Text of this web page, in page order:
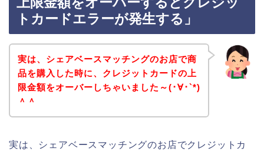
トカードエラーが発生する」
実は、シェアベースマッチングのお店で商
品を購入した時に、クレジットカードの上
限金額をオーバーしちゃいました～(･∀･`*)
＾＾
実は、シェアベースマッチングのお店でクレジットカ